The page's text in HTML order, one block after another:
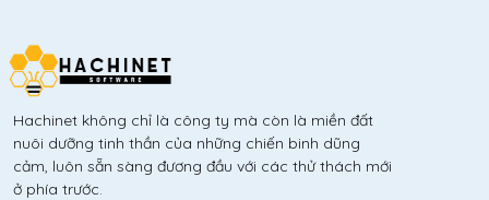
Hachinet không chỉ là công ty mà còn là miền đất
nuôi dưỡng tinh thần của những chiến binh dũng
cảm, luôn sẵn sàng đương đầu với các thử thách mới
ở phía trước.